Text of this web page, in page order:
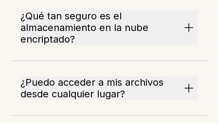
¿Qué tan seguro es el
almacenamiento en la nube
encriptado?
¿Puedo acceder a mis archivos
desde cualquier lugar?